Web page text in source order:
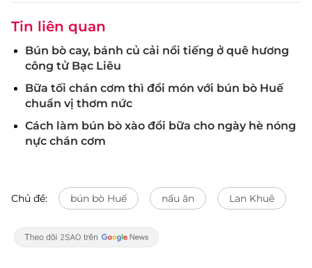
Tin liên quan
Bún bò cay, bánh củ cải nổi tiếng ở quê hương
công tử Bạc Liêu
Bữa tối chán cơm thì đổi món với bún bò Huế
chuẩn vị thơm nức
Cách làm bún bò xào đổi bữa cho ngày hè nóng
nực chán cơm
Chủ đề: bún bò Huế nấu ăn Lan Khuê